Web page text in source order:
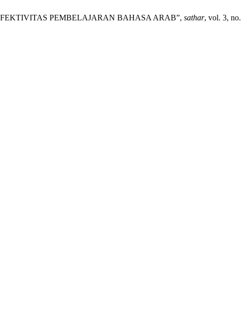
PEMBELAJARAN BAHASA ARAB”, sathar, vol. 3, no.